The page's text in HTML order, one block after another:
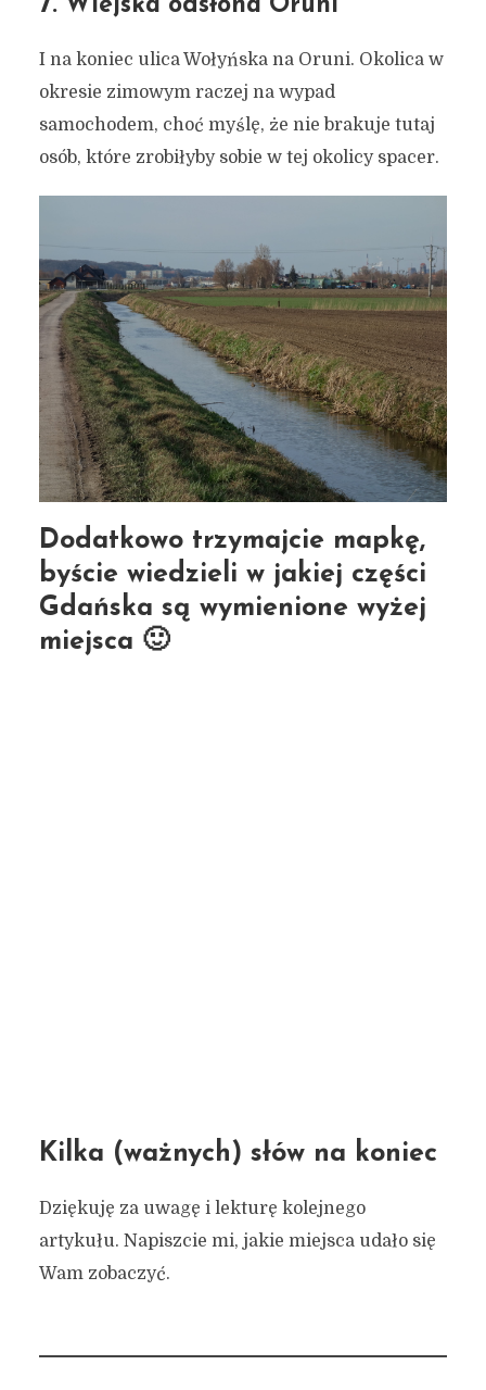
7. Wiejska odsłona Oruni
I na koniec ulica Wołyńska na Oruni. Okolica w
okresie zimowym raczej na wypad
samochodem, choć myślę, że nie brakuje tutaj
osób, które zrobiłyby sobie w tej okolicy spacer.
Dodatkowo trzymajcie mapkę,
byście wiedzieli w jakiej części
Gdańska są wymienione wyżej
miejsca 🙂
Kilka (ważnych) słów na koniec
Dziękuję za uwagę i lekturę kolejnego
artykułu. Napiszcie mi, jakie miejsca udało się
Wam zobaczyć.